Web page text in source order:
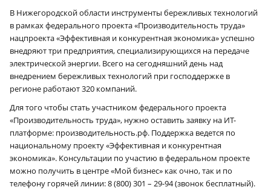
В Нижегородской области инструменты бережливых технологий
в рамках федерального проекта «Производительность труда»
нацпроекта «Эффективная и конкурентная экономика» успешно
внедряют три предприятия, специализирующихся на передаче
электрической энергии. Всего на сегодняшний день над
внедрением бережливых технологий при господдержке в
регионе работают 320 компаний.
Для того чтобы стать участником федерального проекта
«Производительность труда», нужно оставить заявку на ИТ-
платформе: производительность.рф. Поддержка ведется по
национальному проекту «Эффективная и конкурентная
экономика». Консультации по участию в федеральном проекте
можно получить в центре «Мой бизнес» как очно, так и по
телефону горячей линии: 8 (800) 301 – 29-94 (звонок бесплатный).